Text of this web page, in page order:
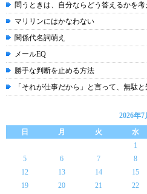
問うときは、自分ならどう答えるかを考
マリリンにはかなわない
関係代名詞萌え
メールEQ
勝手な判断を止める方法
「それが仕事だから」と言って、無駄
2026年7
日
月 火 水
1
5
6 7 8
12
13 14 15
19
20 21 22